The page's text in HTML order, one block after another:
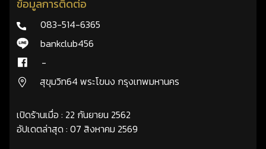
ข้อมูลการติดต่อ
083-514-6365
bankclub456
-
สุขุมวิท64 พระโขนง กรุงเทพมหานคร
เปิดร้านเมื่อ : 22 กันยายน 2562
อัปเดตล่าสุด : 07 สิงหาคม 2569